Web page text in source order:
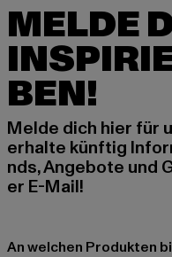
MELDE
BEN!
Melde dich hier für
erhalte künftig
nds, Angebote und
er E-Mail!
An welchen Produkten